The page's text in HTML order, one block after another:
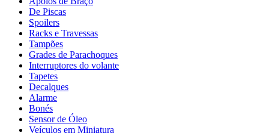
De Piscas
Spoilers
Racks e Travessas
Tampões
Grades de Parachoques
Interruptores do volante
Tapetes
Decalques
Alarme
Bonés
Sensor de Óleo
Veículos em Miniatura